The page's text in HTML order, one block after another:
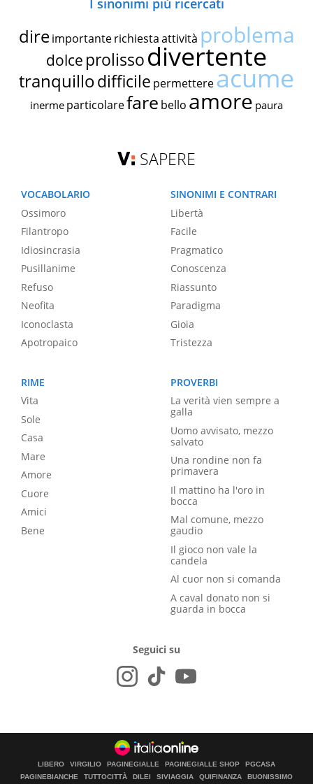
I sinonimi più ricercati
dire importante richiestaattività problema
dolce prolissodivertente
tranquillodifficile permettereacume
inerme particolarefare bello amore paura
SAPERE
VOCABOLARIO
Ossimoro
Filantropo
Idiosincrasia
Pusillanime
Refuso
Neofita
Iconoclasta
Apotropaico
SINONIMI E CONTRARI
Libertà
Facile
Pragmatico
Conoscenza
Riassunto
Paradigma
Gioia
Tristezza
RIME
Vita
Sole
Casa
Mare
Amore
Cuore
Amici
Bene
PROVERBI
La verità vien sempre a
galla
Uomo avvisato, mezzo
salvato
Una rondine non fa
primavera
Il mattino ha l'oro in
bocca
Mal comune, mezzo
gaudio
Il gioco non vale la
candela
Al cuor non si comanda
A caval donato non si
guarda in bocca
Seguici su
LIBERO VIRGILIO PAGINEGIALLE PAGINEGIALLE SHOP
PGCASA
PAGINEBIANCHE
TUTTOCITTÀ DILEI SIVIAGGIA QUIFINANZA BUONISSIMO